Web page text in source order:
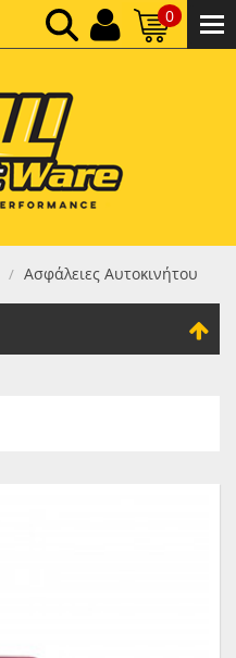
0
ΚΑΘΑΡΌ ΣΎΝΟΛΟ:
ΤΕΛΙΚΌ ΣΎΝΟΛΟ:0,00 €
/ Ασφάλειες Αυτοκινήτου